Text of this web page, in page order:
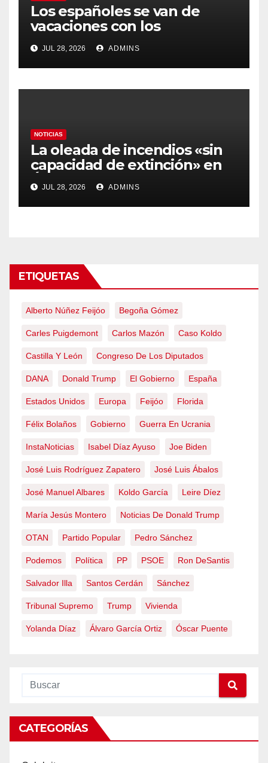
Los españoles se van de
vacaciones con los
carburantes hasta un 21%
más caros que el año pasado
y los hoteles disparados
JUL 28, 2026 ADMINS
NOTICIAS
La oleada de incendios «sin
capacidad de extinción» en
Ávila y al oeste de Madrid
obliga a declarar la
emergencia nacional
JUL 28, 2026 ADMINS
ETIQUETAS
Alberto Núñez Feijóo Begoña Gómez
Carles Puigdemont Carlos Mazón Caso Koldo
Castilla Y León Congreso De Los Diputados
DANA Donald Trump El Gobierno España
Estados Unidos Europa Feijóo Florida
Félix Bolaños Gobierno Guerra En Ucrania
InstaNoticias Isabel Díaz Ayuso Joe Biden
José Luis Rodríguez Zapatero José Luis Ábalos
José Manuel Albares Koldo García Leire Díez
María Jesús Montero Noticias De Donald Trump
OTAN Partido Popular Pedro Sánchez
Podemos Política PP PSOE Ron DeSantis
Salvador Illa Santos Cerdán Sánchez
Tribunal Supremo Trump Vivienda
Yolanda Díaz Álvaro García Ortiz Óscar Puente
CATEGORÍAS